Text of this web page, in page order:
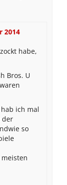
2014
habe,
Bros. U
ich mal
der
so